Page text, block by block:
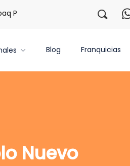
¡Regístrate con
Blog Franquicias
Nuevo